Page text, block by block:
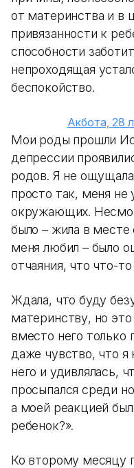
от материнства и в
привязанности к
способности
непроходящая
беспокойство.
Акбота, 28
Мои роды прошли
депрессии
родов. Я не ощущала
просто так, меня не
окружающих.
было – жила в
меня любил – было
отчаяния, что что-
Ждала, что буду
материнству, но
вместо него только
даже чувство, что я
него и удивлялась,
просыпался среди
а моей реакцией
ребенок?».
Ко второму месяцу